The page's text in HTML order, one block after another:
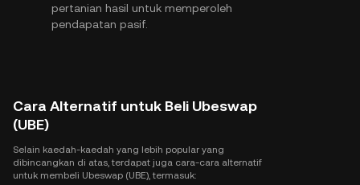
pertanian hasil untuk memperoleh
pendapatan pasif.
Cara Alternatif untuk Beli Ubeswap
(UBE)
Selain kaedah-kaedah yang lebih popular yang
dibincangkan di atas, terdapat juga cara-cara alternatif
untuk membeli Ubeswap (UBE), termasuk: